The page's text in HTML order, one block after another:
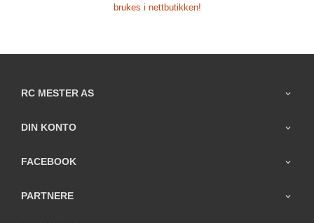
brukes i nettbutikken!
RC MESTER AS
DIN KONTO
FACEBOOK
PARTNERE